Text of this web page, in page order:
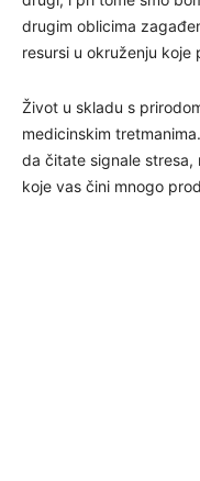
drugim oblicima
resursi u okruženju
Život u skladu s
medicinskim
da čitate signale
koje vas čini mnogo